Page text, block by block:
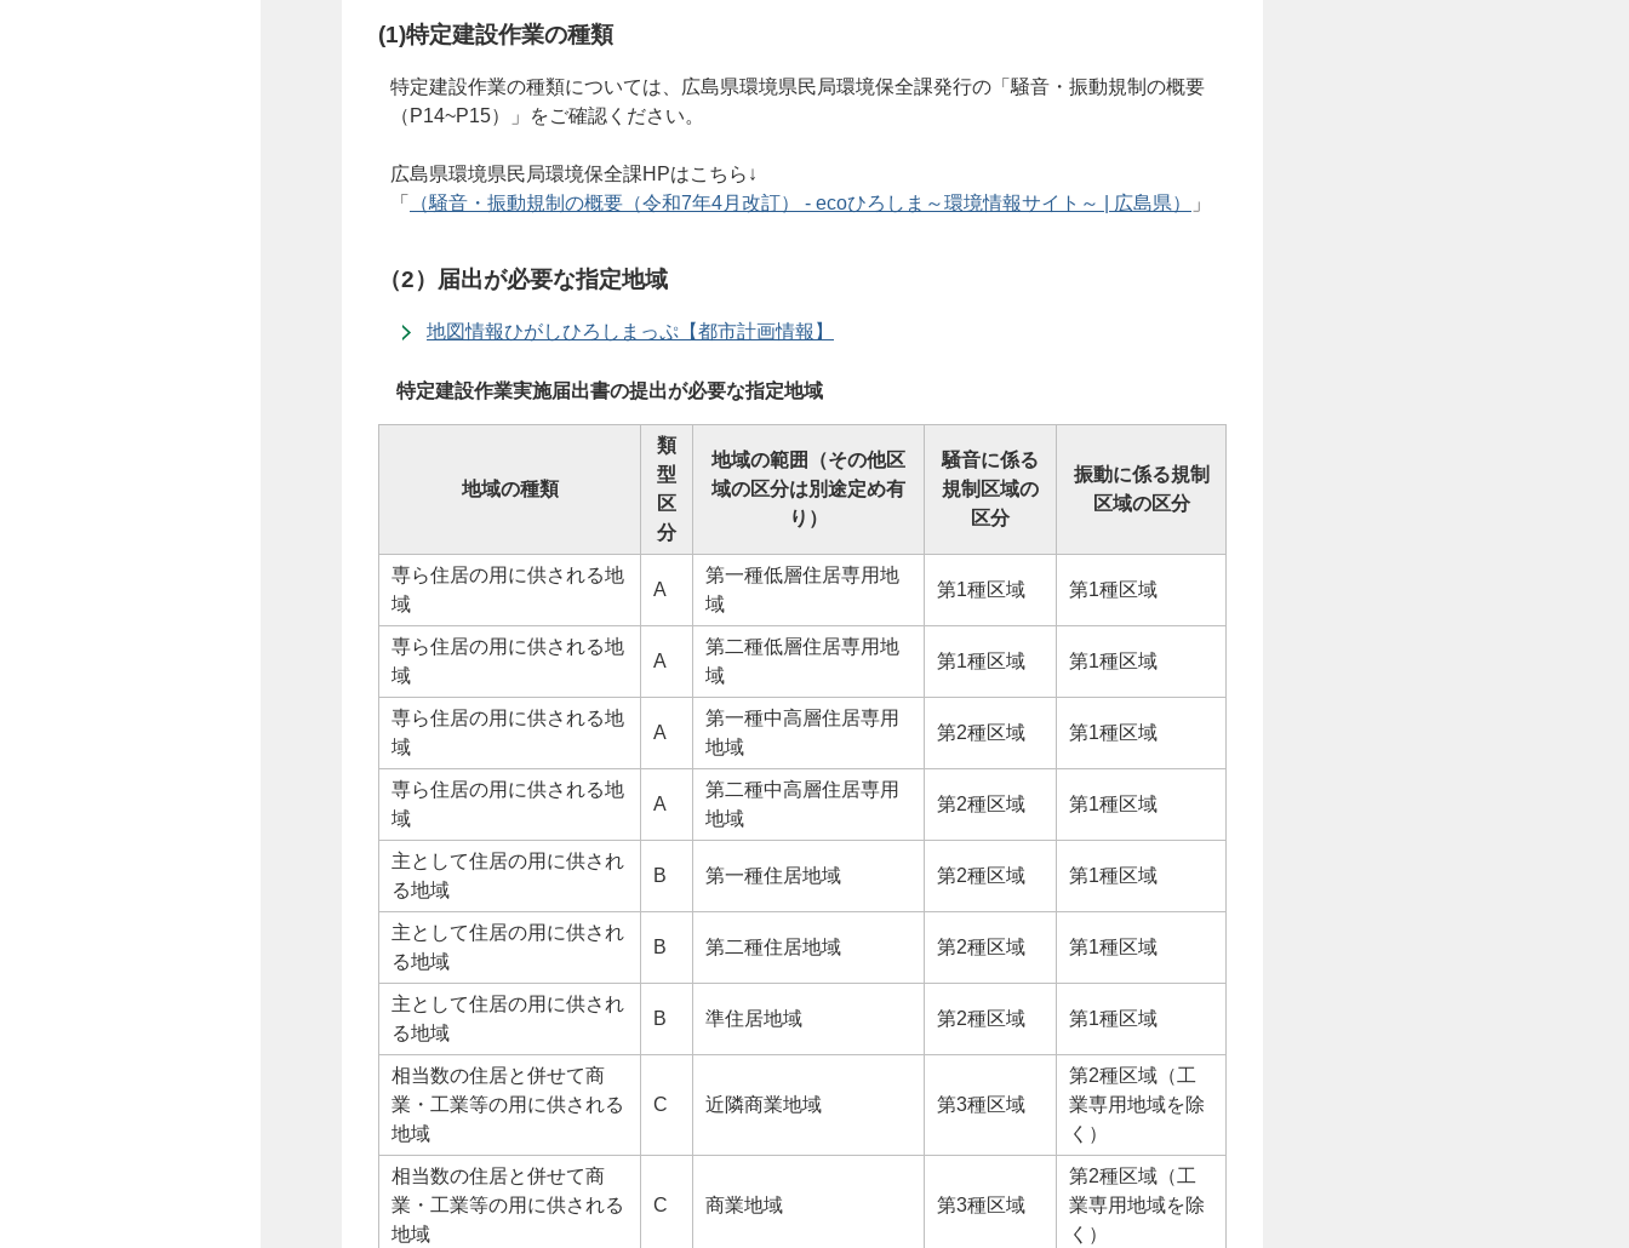
(1)特定建設作業の種類
特定建設作業の種類については、広島県環境県民局環境保全課発行の「騒音・振動規制の概要
（P14~P15）」をご確認ください。
広島県環境県民局環境保全課HPはこちら↓
「
（騒音・振動規制の概要（令和7年4月改訂） - ecoひろしま～環境情報サイト～ | 広島県） 」
（2）届出が必要な指定地域
地図情報ひがしひろしまっぷ【都市計画情報】
特定建設作業実施届出書の提出が必要な指定地域
地域の種類
類
型
区
分
地域の範囲（その他区
域の区分は別途定め有
り）
騒音に係る
規制区域の
区分
振動に係る規制
区域の区分
専ら住居の用に供される地
域
A
第一種低層住居専用地
域
第1種区域 第1種区域
専ら住居の用に供される地
域
A
第二種低層住居専用地
域
第1種区域 第1種区域
専ら住居の用に供される地
域
A
第一種中高層住居専用
地域
第2種区域 第1種区域
専ら住居の用に供される地
域
A
第二種中高層住居専用
地域
第2種区域 第1種区域
主として住居の用に供され
る地域
B 第一種住居地域 第2種区域 第1種区域
主として住居の用に供され
る地域
B 第二種住居地域 第2種区域 第1種区域
主として住居の用に供され
る地域
B 準住居地域 第2種区域 第1種区域
相当数の住居と併せて商
業・工業等の用に供される
地域
C 近隣商業地域 第3種区域
第2種区域（工
業専用地域を除
く）
相当数の住居と併せて商
業・工業等の用に供される
地域
C 商業地域 第3種区域
第2種区域（工
業専用地域を除
く）